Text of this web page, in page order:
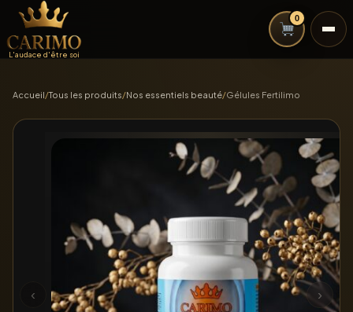
L'audace d'être soi
0
Accueil/Tous les produits/Nos essentiels beauté/Gélules Fertilimo
‹ ›